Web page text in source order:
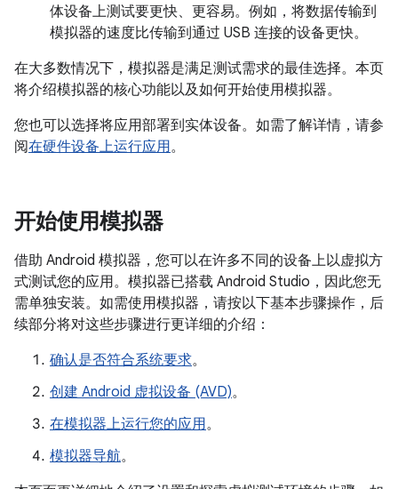
体设备上测试要更快、更容易。例如，将数据传输到
模拟器的速度比传输到通过 USB 连接的设备更快。
在大多数情况下，模拟器是满足测试需求的最佳选择。本页
将介绍模拟器的核心功能以及如何开始使用模拟器。
您也可以选择将应用部署到实体设备。如需了解详情，请参
阅在硬件设备上运行应用。
开始使用模拟器
借助 Android 模拟器，您可以在许多不同的设备上以虚拟方
式测试您的应用。模拟器已搭载 Android Studio，因此您无
需单独安装。如需使用模拟器，请按以下基本步骤操作，后
续部分将对这些步骤进行更详细的介绍：
确认是否符合系统要求。
创建 Android 虚拟设备 (AVD)。
在模拟器上运行您的应用。
模拟器导航。